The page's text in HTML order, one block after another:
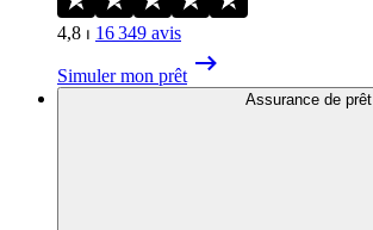
4,8 ⏐ 16 349 avis
Simuler mon prêt
Assurance de prêt